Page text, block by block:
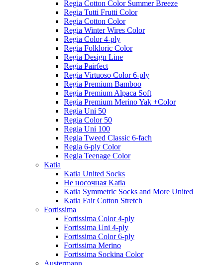
Regia Cotton Color Summer Breeze
Regia Tutti Frutti Color
Regia Cotton Color
Regia Winter Wires Color
Regia Color 4-ply
Regia Folkloric Color
Regia Design Line
Regia Pairfect
Regia Virtuoso Color 6-ply
Regia Premium Bamboo
Regia Premium Alpaca Soft
Regia Premium Merino Yak +Color
Regia Uni 50
Regia Color 50
Regia Uni 100
Regia Tweed Classic 6-fach
Regia 6-ply Color
Regia Teenage Color
Katia
Katia United Socks
Не носочная Katia
Katia Symmetric Socks and More United
Katia Fair Cotton Stretch
Fortissima
Fortissima Color 4-ply
Fortissima Uni 4-ply
Fortissima Color 6-ply
Fortissima Merino
Fortissima Sockina Color
Austermann